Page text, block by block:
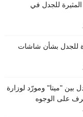
للجدل في
للجدل بشأن شاشات
"ميتا" ومورّد لوزارة
على الوجوه